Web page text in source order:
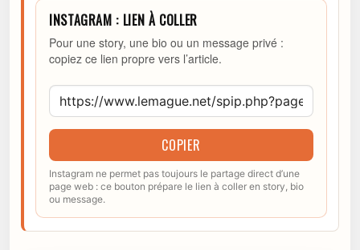
INSTAGRAM : LIEN À COLLER
Pour une story, une bio ou un message privé :
copiez ce lien propre vers l’article.
COPIER
Instagram ne permet pas toujours le partage direct d’une
page web : ce bouton prépare le lien à coller en story, bio
ou message.